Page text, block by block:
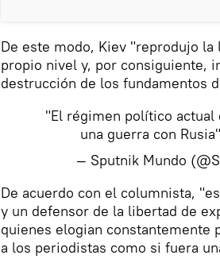
De este modo, Kiev "reprodujo
propio nivel y, por consiguiente,
destrucción de los fundamentos
"El régimen político actual
una guerra con Rusia"
— Sputnik Mundo
De acuerdo con el columnista,
y un defensor de la libertad de
quienes elogian
a los periodistas como si fuera